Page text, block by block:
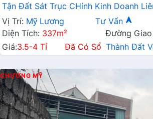
Tận Đất Sát Trục CHính Kinh Doanh
Vị Trí: Mỹ Lương Tư Vấn
Diện Tích: 337m²
Đường Giao
Giá:3.5-4 Tỉ Đã Có Sổ Thành Đất
CHƯƠNG MỸ